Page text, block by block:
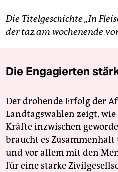
Die Titelgeschichte „In
der taz.am wochenende
Die Engagierten
Der drohende Erfolg der
Landtagswahlen zeigt,
Kräfte inzwischen
braucht es
und vor allem mit den
für eine starke